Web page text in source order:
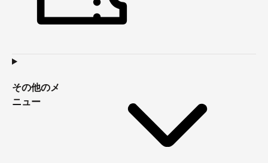
その他のメ
ニュー